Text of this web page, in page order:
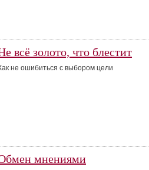
всё золото, что блестит
не ошибиться с выбором цели
мнениями